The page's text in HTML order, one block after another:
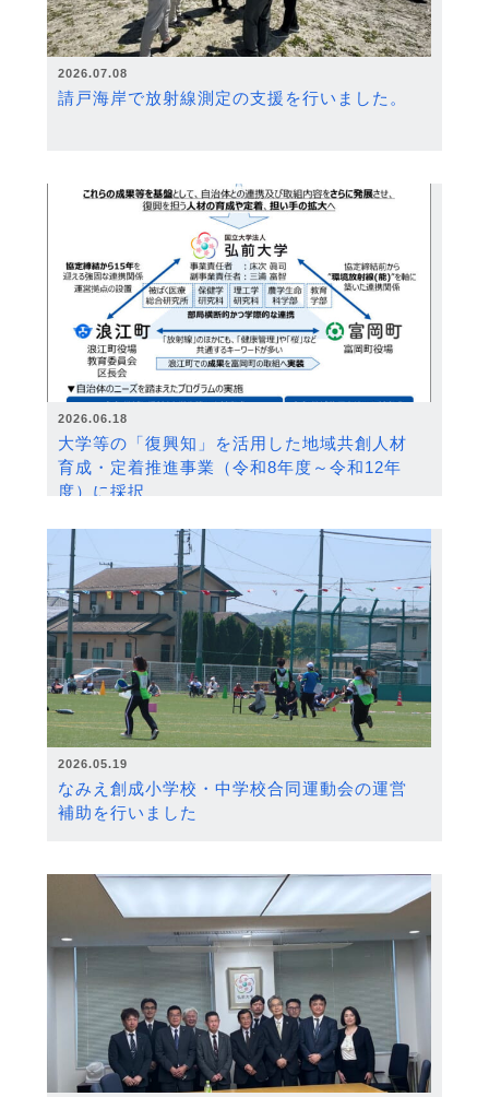
2026.07.08
請戸海岸で放射線測定の支援を行いました。
2026.06.18
大学等の「復興知」を活用した地域共創人材
育成・定着推進事業（令和8年度～令和12年
度）に採択
2026.05.19
なみえ創成小学校・中学校合同運動会の運営
補助を行いました